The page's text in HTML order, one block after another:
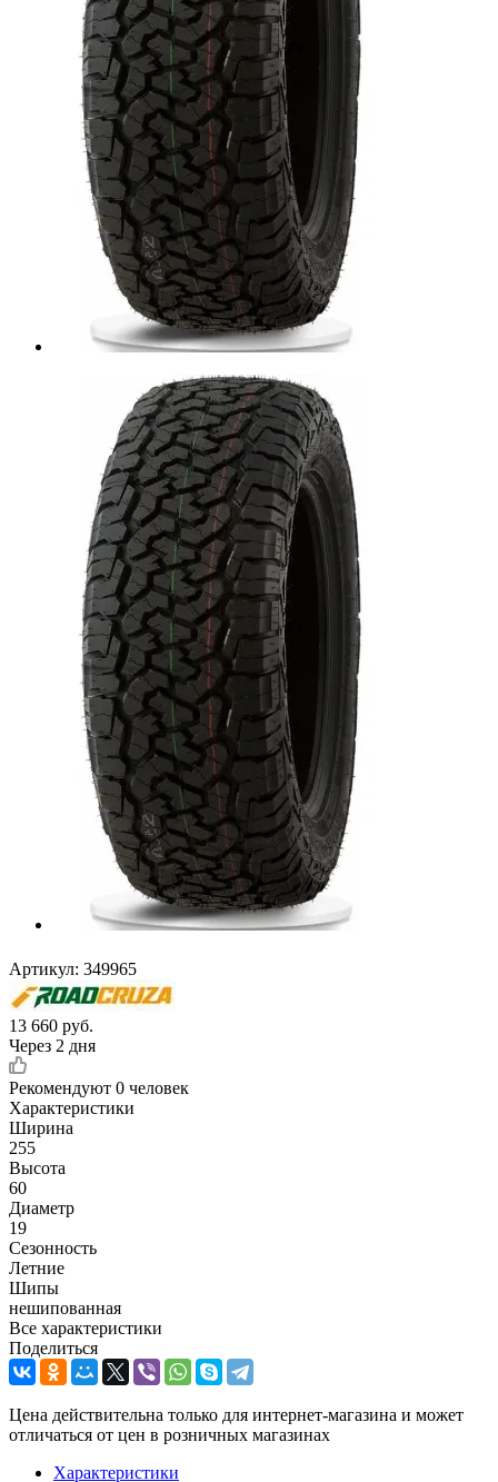
Артикул: 349965
13 660 руб.
Через 2 дня
Рекомендуют 0 человек
Характеристики
Ширина
255
Высота
60
Диаметр
19
Сезонность
Летние
Шипы
нешипованная
Все характеристики
Поделиться
Цена действительна только для интернет-магазина и может
отличаться от цен в розничных магазинах
Характеристики